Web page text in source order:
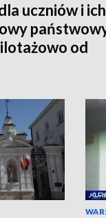
uczniów i ich
od